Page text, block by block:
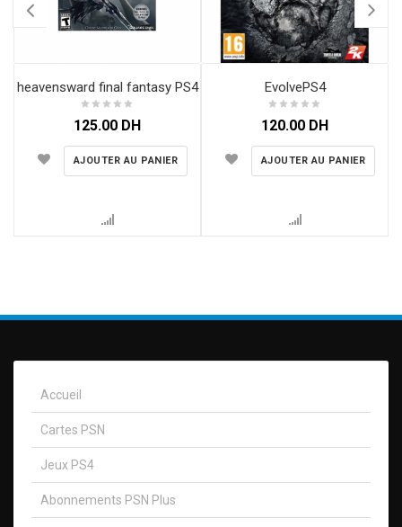
heavensward final fantasy PS4
125.00 DH
AJOUTER AU PANIER
EvolvePS4
120.00 DH
AJOUTER AU PANIER
Accueil
Cartes PSN
Jeux PS4
Abonnements PSN Plus